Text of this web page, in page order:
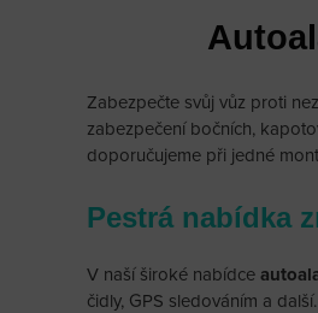
Zabezpečte svůj vůz proti
zabezpečení bočních,
doporučujeme při jedné
Pestrá nabídka
V naší široké nabídce
čidly, GPS sledováním a